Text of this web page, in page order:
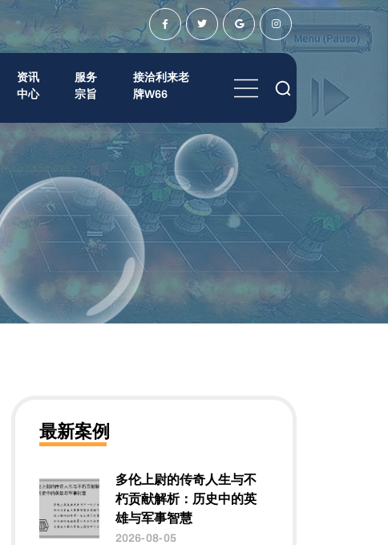
资讯
中心
服务
宗旨
接洽利来老
牌W66
最新案例
多伦上尉的传奇人生与不
朽贡献解析：历史中的英
雄与军事智慧
2026-08-05